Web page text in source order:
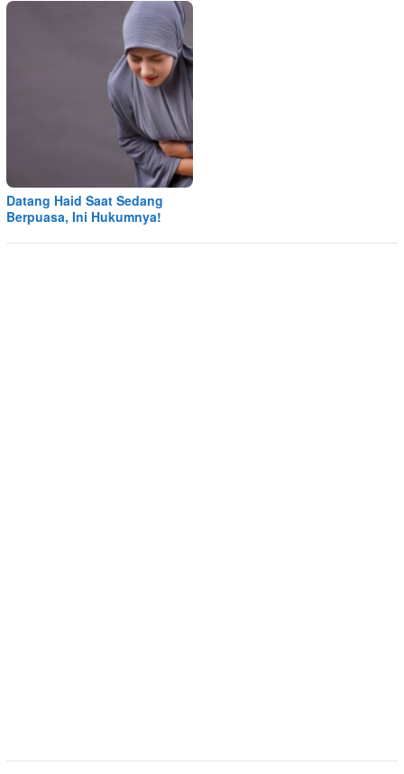
Datang Haid Saat Sedang
Berpuasa, Ini Hukumnya!